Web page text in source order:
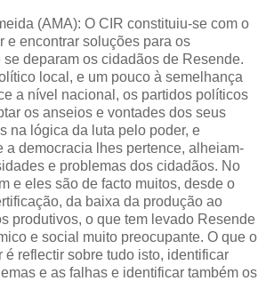
(AMA): O CIR constituiu-se com o
e encontrar soluções para os
deparam os cidadãos de Resende.
local, e um pouco à semelhança
a nível nacional, os partidos políticos
os anseios e vontades dos seus
na lógica da luta pelo poder, e
a democracia lhes pertence, alheiam-
e problemas dos cidadãos. No
e eles são de facto muitos, desde o
da baixa da produção ao
produtivos, o que tem levado Resende
e social muito preocupante. O que o
é reflectir sobre tudo isto, identificar
e as falhas e identificar também os